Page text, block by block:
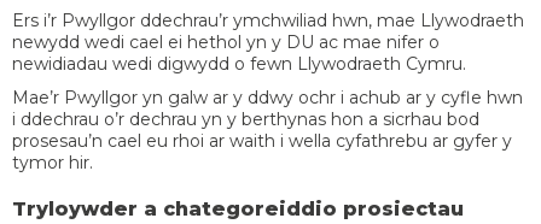
Ers i’r Pwyllgor ddechrau’r ymchwiliad hwn, mae Llywodraeth
newydd wedi cael ei hethol yn y DU ac mae nifer o
newidiadau wedi digwydd o fewn Llywodraeth Cymru.
Mae’r Pwyllgor yn galw ar y ddwy ochr i achub ar y cyfle hwn
i ddechrau o’r dechrau yn y berthynas hon a sicrhau bod
prosesau’n cael eu rhoi ar waith i wella cyfathrebu ar gyfer y
tymor hir.
Tryloywder a chategoreiddio prosiectau